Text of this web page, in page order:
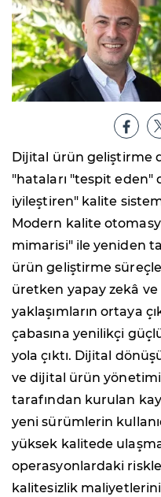
Dijital ürün geliştirme
"hataları "tespit eden"
iyileştiren" kalite
Modern kalite
mimarisi" ile yeniden
ürün geliştirme
üretken yapay zekâ
yaklaşımların ortaya
çabasına yenilikçi
yola çıktı. Dijital
ve dijital ürün
tarafından kurulan
yeni sürümlerin
yüksek kalitede
operasyonlardaki
kalitesizlik